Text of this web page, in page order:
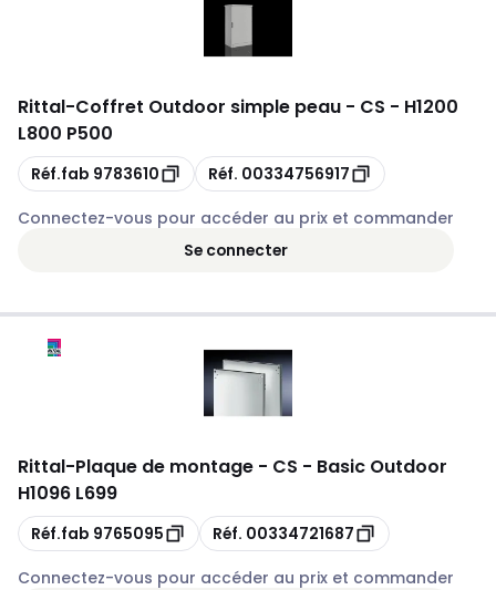
Rittal-Coffret Outdoor simple peau - CS - H1200
L800 P500
Copie
Réf.fab 9783610 Copie
Réf. 00334756917
Connectez-vous pour accéder au prix et commander
Se connecter
Rittal-Plaque de montage - CS - Basic Outdoor
H1096 L699
Copie
Réf.fab 9765095 Copie
Réf. 00334721687
Connectez-vous pour accéder au prix et commander